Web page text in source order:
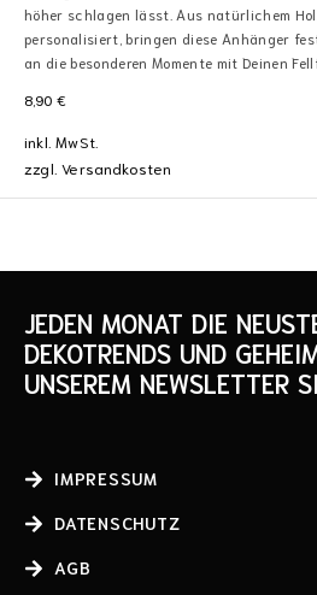
höher schlagen lässt. Aus natürlichem
personalisiert, bringen diese Anhänger
an die besonderen Momente mit Deinen
8,90 €
inkl. MwSt.
zzgl.Versandkosten
JEDEN MONAT DIE
DEKOTRENDS UND
UNSEREM NEWSLETTER
IMPRESSUM
DATENSCHUTZ
AGB